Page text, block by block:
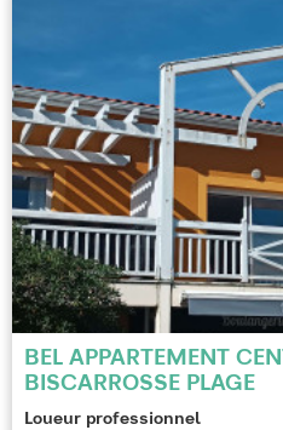
BEL APPARTEMENT
BISCARROSSE PLAGE
Loueur professionnel